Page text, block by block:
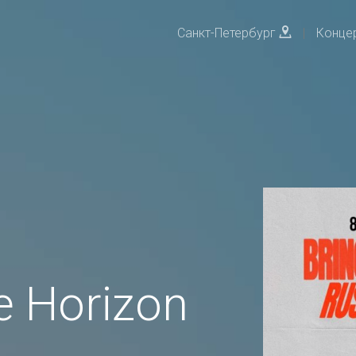
Санкт-Петербург |
Horizon